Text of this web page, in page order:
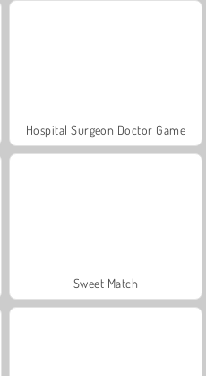
Hospital Surgeon Doctor Game
Sweet Match